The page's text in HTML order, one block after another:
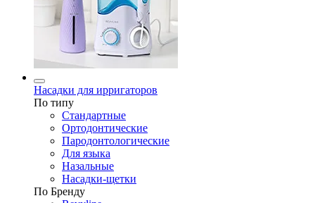
Насадки для ирригаторов
По типу
Стандартные
Ортодонтические
Пародонтологические
Для языка
Назальные
Насадки-щетки
По Бренду